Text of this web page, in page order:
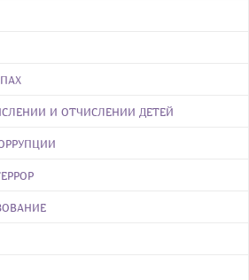
И ОТЧИСЛЕНИИ ДЕТЕЙ